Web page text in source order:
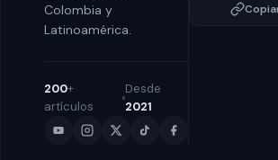
Colombia y
Latinoamérica.
200+
artículos
Desde
2021